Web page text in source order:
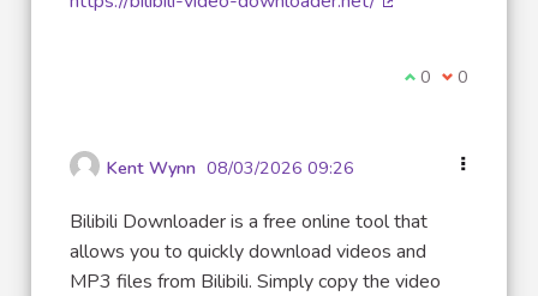
Je suis d'accord
0 Je ne suis
0
Kent Wynn 08/03/2026 09:26
Bilibili Downloader is a free online tool that
allows you to quickly download videos and
MP3 files from Bilibili. Simply copy the video